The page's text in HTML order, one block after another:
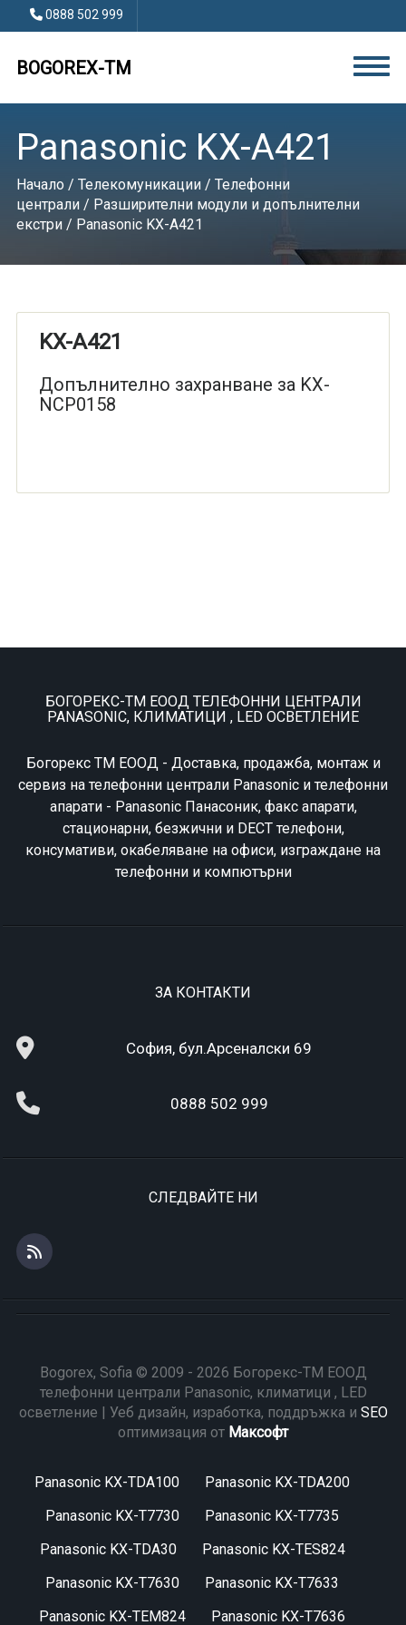
0888 502 999
BOGOREX-TM
Panasonic KX-A421
Начало/ Телекомуникации/ Телефонни
централи/ Разширителни модули и допълнителни
екстри/ Panasonic KX-A421
KX-A421
Допълнително захранване за KX-
NCP0158
БОГОРЕКС-ТМ ЕООД ТЕЛЕФОННИ ЦЕНТРАЛИ
PANASONIC, КЛИМАТИЦИ , LED ОСВЕТЛЕНИЕ
Богорекс ТМ ЕООД - Доставка, продажба, монтаж и
сервиз на телефонни централи Panasonic и телефонни
апарати - Panasonic Панасоник, факс апарати,
стационарни, безжични и DECT телефони,
консумативи, окабеляване на офиси, изграждане на
телефонни и компютърни
ЗА КОНТАКТИ
София, бул.Арсеналски 69
0888 502 999
СЛЕДВАЙТЕ НИ
Bogorex, Sofia © 2009 - 2026 Богорекс-ТМ ЕООД
телефонни централи Panasonic, климатици , LED
осветление | Уеб дизайн, изработка, поддръжка и SEO
оптимизация от Максофт
Panasonic KX-TDA100
Panasonic KX-TDA200
Panasonic KX-T7730
Panasonic KX-T7735
Panasonic KX-TDA30
Panasonic KX-TES824
Panasonic KX-T7630
Panasonic KX-T7633
Panasonic KX-TEM824
Panasonic KX-T7636